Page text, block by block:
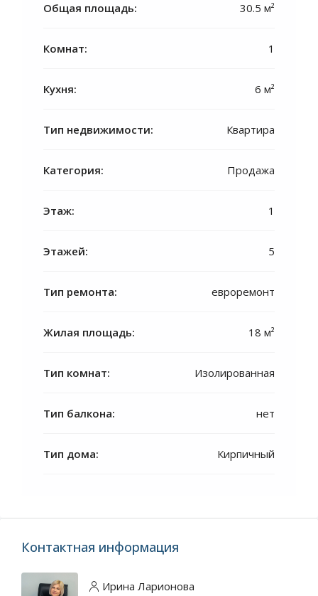
Общая площадь: 30.5 м²
Комнат: 1
Кухня: 6 м²
Тип недвижимости: Квартира
Категория: Продажа
Этаж: 1
Этажей: 5
Тип ремонта: евроремонт
Жилая площадь: 18 м²
Тип комнат: Изолированная
Тип балкона: нет
Тип дома: Кирпичный
Контактная информация
Ирина Ларионова